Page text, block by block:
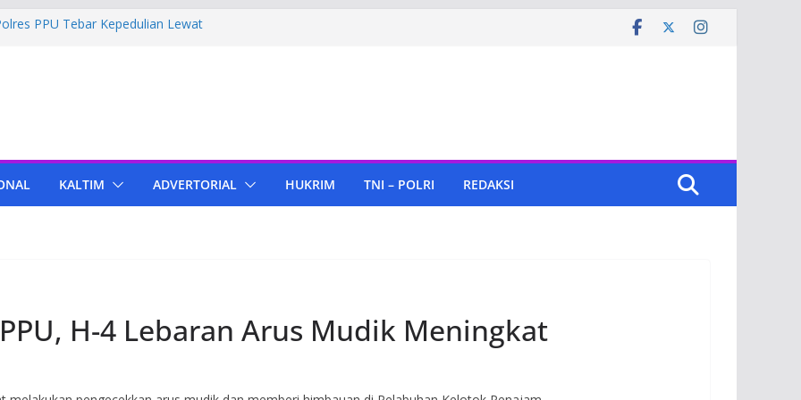
PPU Tebar Kepedulian Lewat
Cepu
di KIPP Karena Jual Air Mineral
Bupati PPU Dukung
Lampu, Polres PPU Ringkus Pria
KALTIM ADVERTORIAL HUKRIM TNI – POLRI REDAKSI
H-4 Lebaran Arus Mudik Meningkat